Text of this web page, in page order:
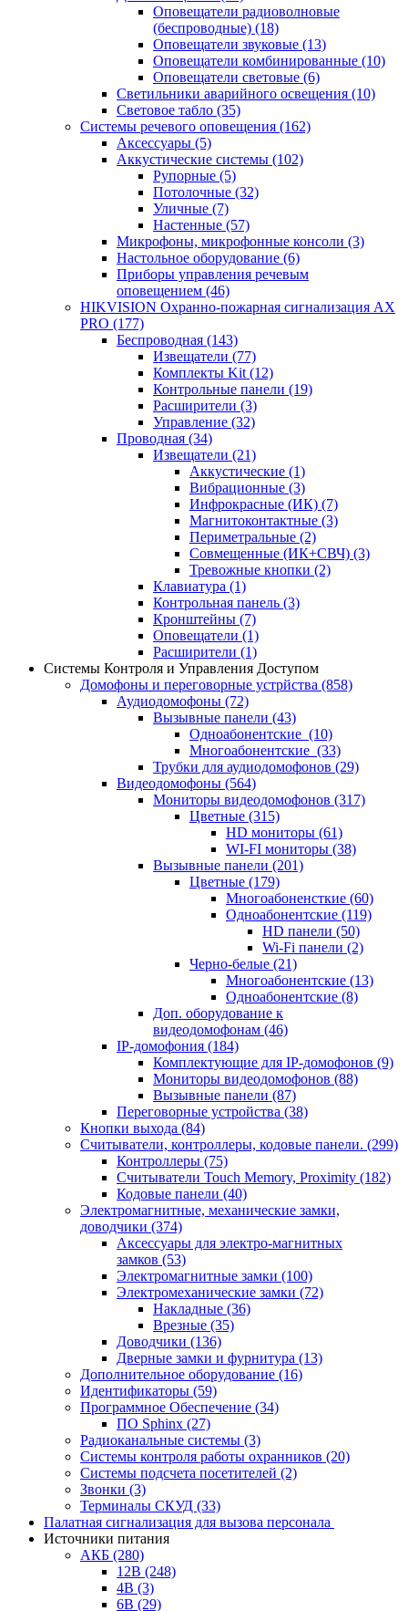
Оповещатели радиоволновые
(беспроводные) (18)
Оповещатели звуковые (13)
Оповещатели комбинированные (10)
Оповещатели световые (6)
Светильники аварийного освещения (10)
Световое табло (35)
Системы речевого оповещения (162)
Аксессуары (5)
Аккустические системы (102)
Рупорные (5)
Потолочные (32)
Уличные (7)
Настенные (57)
Микрофоны, микрофонные консоли (3)
Настольное оборудование (6)
Приборы управления речевым
оповещением (46)
HIKVISION Охранно-пожарная сигнализация AX
PRO (177)
Беспроводная (143)
Извещатели (77)
Комплекты Kit (12)
Контрольные панели (19)
Расширители (3)
Управление (32)
Проводная (34)
Извещатели (21)
Аккустические (1)
Вибрационные (3)
Инфрокрасные (ИК) (7)
Магнитоконтактные (3)
Периметральные (2)
Совмещенные (ИК+СВЧ) (3)
Тревожные кнопки (2)
Клавиатура (1)
Контрольная панель (3)
Кронштейны (7)
Оповещатели (1)
Расширители (1)
Системы Контроля и Управления Доступом
Домофоны и переговорные устрйства (858)
Аудиодомофоны (72)
Вызывные панели (43)
Одноабонентские (10)
Многоабонентские (33)
Трубки для аудиодомофонов (29)
Видеодомофоны (564)
Мониторы видеодомофонов (317)
Цветные (315)
HD мониторы (61)
WI-FI мониторы (38)
Вызывные панели (201)
Цветные (179)
Многоабоненсткие (60)
Одноабонентские (119)
HD панели (50)
Wi-Fi панели (2)
Черно-белые (21)
Многоабонентские (13)
Одноабонентские (8)
Доп. оборудование к
видеодомофонам (46)
IP-домофония (184)
Комплектующие для IP-домофонов (9)
Мониторы видеодомофонов (88)
Вызывные панели (87)
Переговорные устройства (38)
Кнопки выхода (84)
Считыватели, контроллеры, кодовые панели. (299)
Контроллеры (75)
Считыватели Touch Memory, Proximity (182)
Кодовые панели (40)
Электромагнитные, механические замки,
доводчики (374)
Аксессуары для электро-магнитных
замков (53)
Электромагнитные замки (100)
Электромеханические замки (72)
Накладные (36)
Врезные (35)
Доводчики (136)
Дверные замки и фурнитура (13)
Дополнительное оборудование (16)
Идентификаторы (59)
Программное Обеспечение (34)
ПО Sphinx (27)
Радиоканальные системы (3)
Системы контроля работы охранников (20)
Системы подсчета посетителей (2)
Звонки (3)
Терминалы СКУД (33)
Палатная сигнализация для вызова персонала
Источники питания
АКБ (280)
12В (248)
4В (3)
6В (29)